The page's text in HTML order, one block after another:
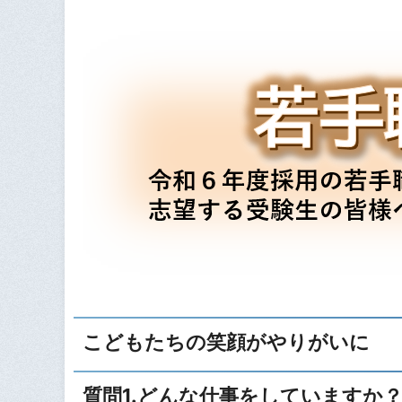
こどもたちの笑顔がやりがいに
質問1.どんな仕事をしていますか？